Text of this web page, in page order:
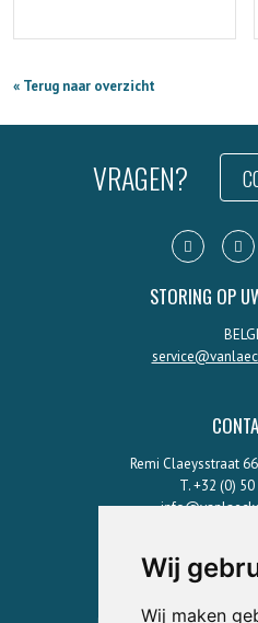
Wij
Wij maken
« Terug naar overzicht
VRAGEN?
STORING OP
Remi Claeysstraat
T. +32 (0)
ONZE